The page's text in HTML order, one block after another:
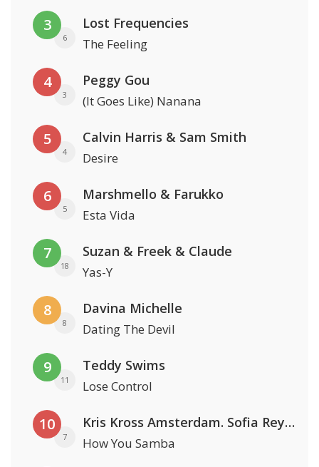
3
6
Lost Frequencies
The Feeling
4
3
Peggy Gou
(It Goes Like) Nanana
5
4
Calvin Harris & Sam Smith
Desire
6
5
Marshmello & Farukko
Esta Vida
7
18
Suzan & Freek & Claude
Yas-Y
8
8
Davina Michelle
Dating The Devil
9
11
Teddy Swims
Lose Control
10
7
Kris Kross Amsterdam. Sofia Reyes & Tinie Tempah
How You Samba